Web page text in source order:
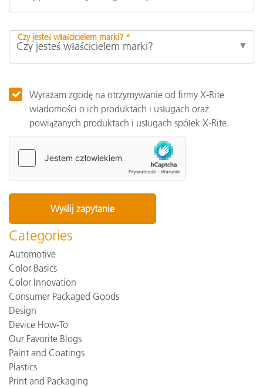
Czy jesteś właścicielem marki? *
Wyrażam zgodę na otrzymywanie od firmy X-Rite
wiadomości o ich produktach i usługach oraz
powiązanych produktach i usługach spółek X-Rite.
Categories
Automotive
Color Basics
Color Innovation
Consumer Packaged Goods
Design
Device How-To
Our Favorite Blogs
Paint and Coatings
Plastics
Print and Packaging